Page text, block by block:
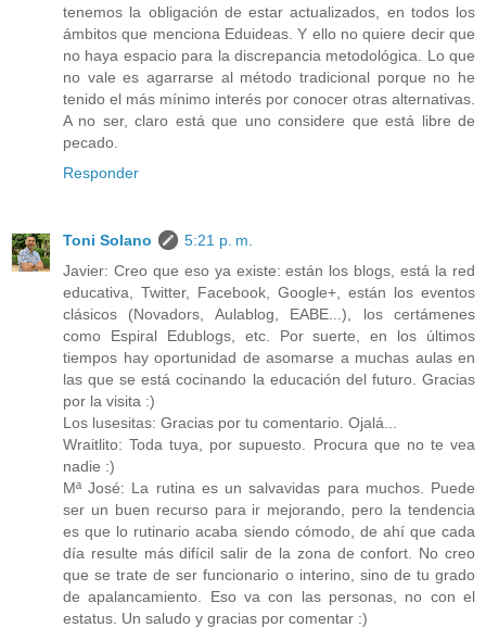
tenemos la obligación de estar actualizados, en todos los
ámbitos que menciona Eduideas. Y ello no quiere decir que
no haya espacio para la discrepancia metodológica. Lo que
no vale es agarrarse al método tradicional porque no he
tenido el más mínimo interés por conocer otras alternativas.
A no ser, claro está que uno considere que está libre de
pecado.
Responder
Toni Solano
5:21 p. m.
Javier: Creo que eso ya existe: están los blogs, está la red
educativa, Twitter, Facebook, Google+, están los eventos
clásicos (Novadors, Aulablog, EABE...), los certámenes
como Espiral Edublogs, etc. Por suerte, en los últimos
tiempos hay oportunidad de asomarse a muchas aulas en
las que se está cocinando la educación del futuro. Gracias
por la visita :)
Los lusesitas: Gracias por tu comentario. Ojalá...
Wraitlito: Toda tuya, por supuesto. Procura que no te vea
nadie :)
Mª José: La rutina es un salvavidas para muchos. Puede
ser un buen recurso para ir mejorando, pero la tendencia
es que lo rutinario acaba siendo cómodo, de ahí que cada
día resulte más difícil salir de la zona de confort. No creo
que se trate de ser funcionario o interino, sino de tu grado
de apalancamiento. Eso va con las personas, no con el
estatus. Un saludo y gracias por comentar :)